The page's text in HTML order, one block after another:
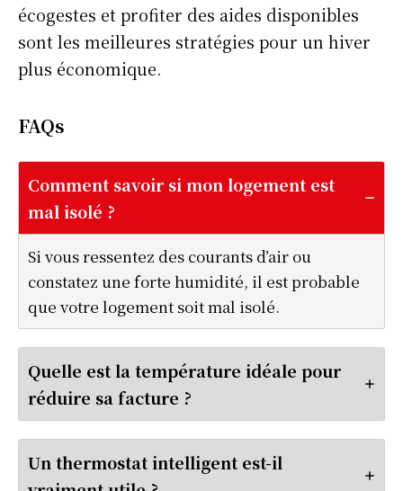
écogestes et profiter des aides disponibles
sont les meilleures stratégies pour un hiver
plus économique.
FAQs
Comment savoir si mon logement est
mal isolé ?
Si vous ressentez des courants d’air ou
constatez une forte humidité, il est probable
que votre logement soit mal isolé.
Quelle est la température idéale pour
réduire sa facture ?
Un thermostat intelligent est-il